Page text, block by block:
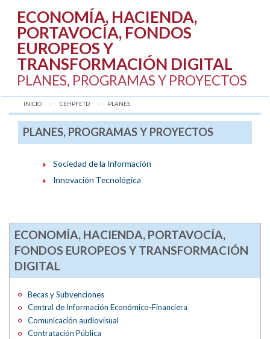
ECONOMÍA, HACIENDA,
PORTAVOCÍA, FONDOS
EUROPEOS Y
TRANSFORMACIÓN DIGITAL
PLANES, PROGRAMAS Y PROYECTOS
INICIO CEHPFETD AQUÍ:
PLANES
PLANES, PROGRAMAS Y PROYECTOS
Sociedad de la Información
Innovación Tecnológica
ECONOMÍA, HACIENDA, PORTAVOCÍA,
FONDOS EUROPEOS Y TRANSFORMACIÓN
DIGITAL
Becas y Subvenciones
Central de Información Económico-Financiera
Comunicación audiovisual
Contratación Pública